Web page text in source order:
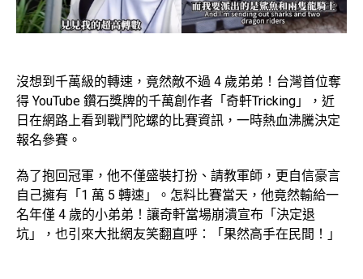
沒想到千萬級的轉速，竟然敵不過 4 歲弟弟！台灣首位奪
得 YouTube 鑽石獎牌的千萬創作者「奇軒Tricking」，近
日在網路上看到戰鬥陀螺的比賽資訊，一時熱血沸騰決定
報名參賽。
為了抱回冠軍，他不僅盛裝打扮、請教軍師，更自信豪言
自己擁有「1 萬 5 轉速」。怎料比賽當天，他竟然輸給一
名年僅 4 歲的小弟弟！讓奇軒當場崩潰宣布「決定退
坑」，也引來大批網友笑翻直呼：「果然高手在民間！」